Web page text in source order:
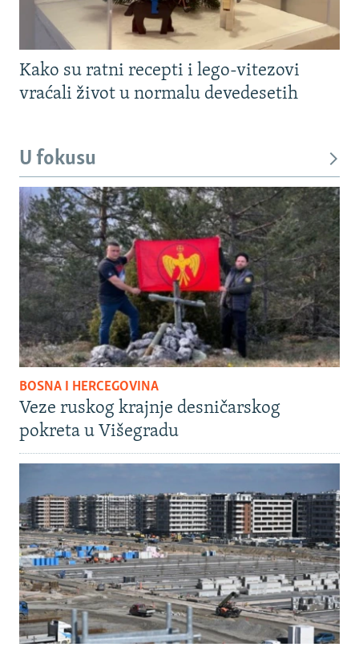
Kako su ratni recepti i lego-vitezovi
vraćali život u normalu devedesetih
U fokusu
BOSNA I HERCEGOVINA
Veze ruskog krajnje desničarskog
pokreta u Višegradu